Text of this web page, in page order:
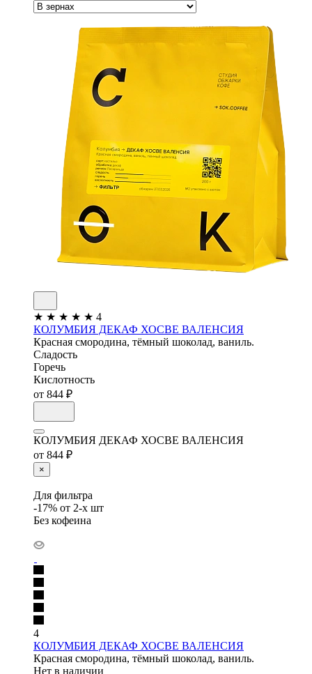
★ ★ ★ ★ ★ 4
КОЛУМБИЯ ДЕКАФ ХОСВЕ ВАЛЕНСИЯ
Красная смородина, тёмный шоколад, ваниль.
Сладость
Горечь
Кислотность
от 844 ₽
КОЛУМБИЯ ДЕКАФ ХОСВЕ ВАЛЕНСИЯ
от 844 ₽
×
Для фильтра
-17% от 2-х шт
Без кофеина
4
КОЛУМБИЯ ДЕКАФ ХОСВЕ ВАЛЕНСИЯ
Красная смородина, тёмный шоколад, ваниль.
Нет в наличии